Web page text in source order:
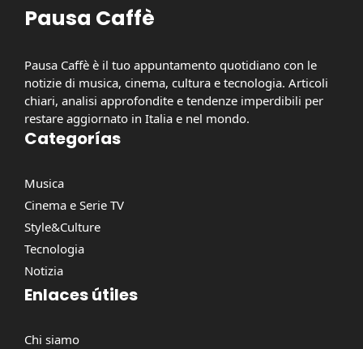
Pausa Caffè
Pausa Caffè è il tuo appuntamento quotidiano con le
notizie di musica, cinema, cultura e tecnologia. Articoli
chiari, analisi approfondite e tendenze imperdibili per
restare aggiornato in Italia e nel mondo.
Categorías
Musica
Cinema e Serie TV
Style&Culture
Tecnologia
Notizia
Enlaces útiles
Chi siamo